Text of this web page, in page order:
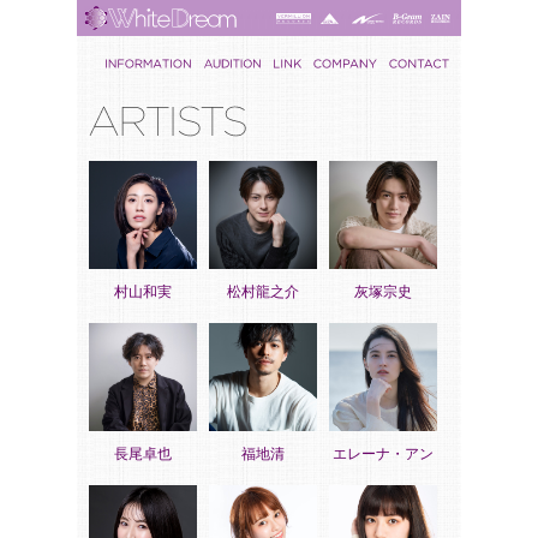
村山和実 松村龍之介 灰塚宗史
長尾卓也 福地清 エレーナ・アン